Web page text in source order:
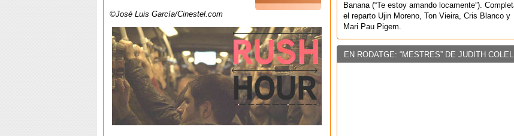
©José Luis García/Cinestel.com
Banana (“Te estoy amando locamente”).
el reparto Ujin Moreno, Ton Vieira, Cris Blanco y
Mari Pau Pigem.
EN RODATGE: “MESTRES” DE JUDITH